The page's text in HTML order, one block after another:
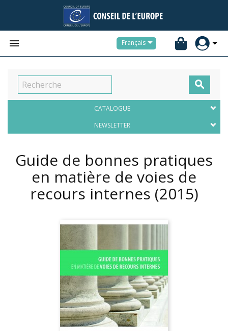
 Français

CATALOGUE
NEWSLETTER
Guide de bonnes pratiques
en matière de voies de
recours internes (2015)